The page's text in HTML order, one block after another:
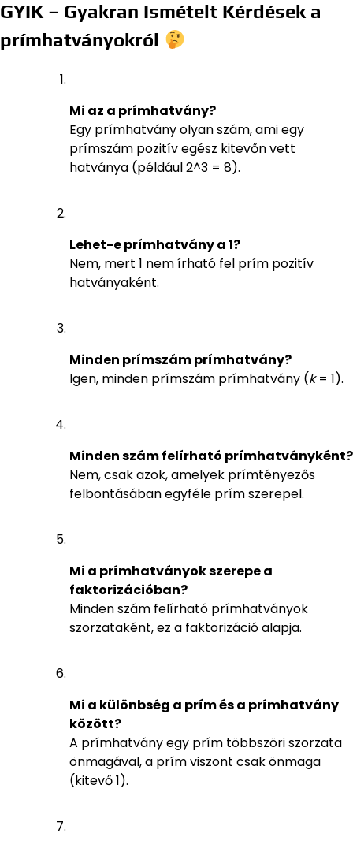
GYIK – Gyakran Ismételt Kérdések a
prímhatványokról
Mi az a prímhatvány?
Egy prímhatvány olyan szám, ami egy
prímszám pozitív egész kitevőn vett
hatványa (például 2^3 = 8).
Lehet-e prímhatvány a 1?
Nem, mert 1 nem írható fel prím pozitív
hatványaként.
Minden prímszám prímhatvány?
Igen, minden prímszám prímhatvány (k= 1).
Minden szám felírható prímhatványként?
Nem, csak azok, amelyek prímtényezős
felbontásában egyféle prím szerepel.
Mi a prímhatványok szerepe a
faktorizációban?
Minden szám felírható prímhatványok
szorzataként, ez a faktorizáció alapja.
Mi a különbség a prím és a prímhatvány
között?
A prímhatvány egy prím többszöri szorzata
önmagával, a prím viszont csak önmaga
(kitevő 1).